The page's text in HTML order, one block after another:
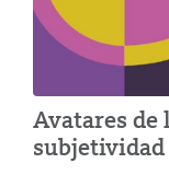
Avatares de
subjetividad